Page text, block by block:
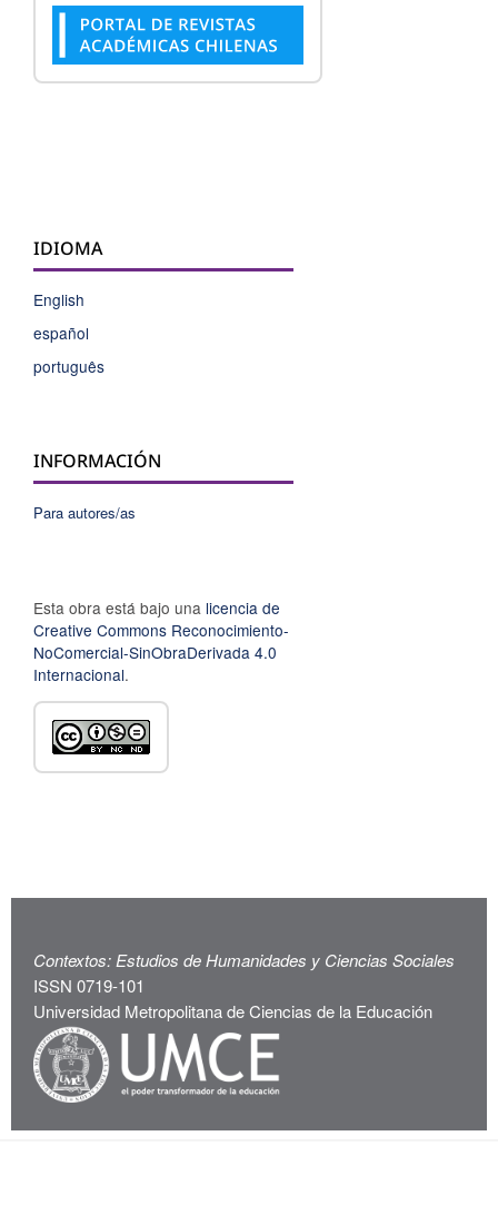
IDIOMA
English
español
português
INFORMACIÓN
Para autores/as
Esta obra está bajo una licencia de
Creative Commons Reconocimiento-
NoComercial-SinObraDerivada 4.0
Internacional.
Contextos: Estudios de Humanidades y Ciencias Sociales
ISSN 0719-101
Universidad Metropolitana de Ciencias de la Educación